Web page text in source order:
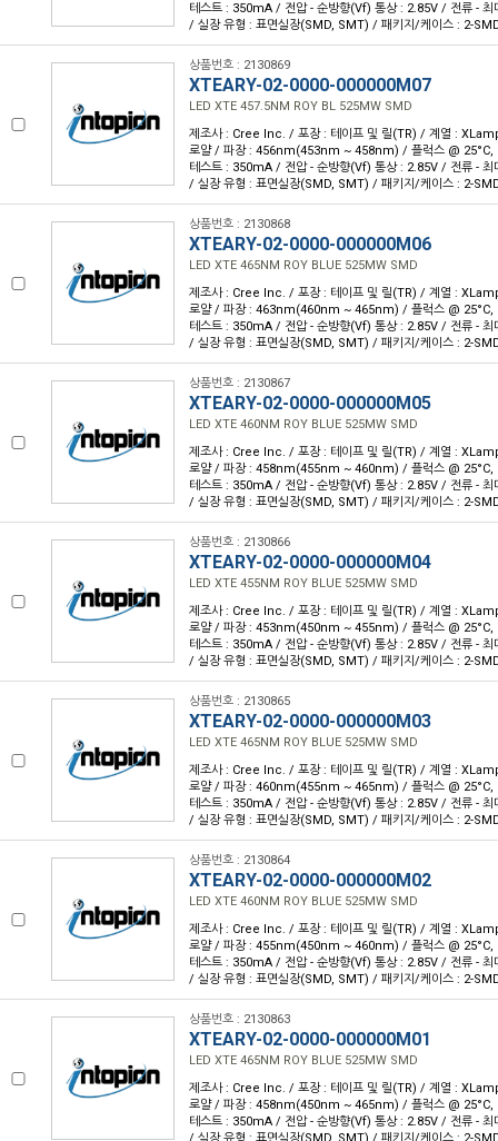
테스트 : 350mA / 전압 - 순방향(Vf) 통상 : 2.85V / 전류 -
/ 실장 유형 : 표면실장(SMD, SMT) / 패키지/케이스 : 2-
상품번호 : 2130869
XTEARY-02-0000-000000M07
LED XTE 457.5NM ROY BL 525MW SMD
제조사 : Cree Inc. / 포장 : 테이프 및 릴(TR) / 계열 :
로얄 / 파장 : 456nm(453nm ~ 458nm) / 플럭스 @ 25°C,
테스트 : 350mA / 전압 - 순방향(Vf) 통상 : 2.85V / 전류 -
/ 실장 유형 : 표면실장(SMD, SMT) / 패키지/케이스 : 2-
상품번호 : 2130868
XTEARY-02-0000-000000M06
LED XTE 465NM ROY BLUE 525MW SMD
제조사 : Cree Inc. / 포장 : 테이프 및 릴(TR) / 계열 :
로얄 / 파장 : 463nm(460nm ~ 465nm) / 플럭스 @ 25°C,
테스트 : 350mA / 전압 - 순방향(Vf) 통상 : 2.85V / 전류 -
/ 실장 유형 : 표면실장(SMD, SMT) / 패키지/케이스 : 2-
상품번호 : 2130867
XTEARY-02-0000-000000M05
LED XTE 460NM ROY BLUE 525MW SMD
제조사 : Cree Inc. / 포장 : 테이프 및 릴(TR) / 계열 :
로얄 / 파장 : 458nm(455nm ~ 460nm) / 플럭스 @ 25°C,
테스트 : 350mA / 전압 - 순방향(Vf) 통상 : 2.85V / 전류 -
/ 실장 유형 : 표면실장(SMD, SMT) / 패키지/케이스 : 2-
상품번호 : 2130866
XTEARY-02-0000-000000M04
LED XTE 455NM ROY BLUE 525MW SMD
제조사 : Cree Inc. / 포장 : 테이프 및 릴(TR) / 계열 :
로얄 / 파장 : 453nm(450nm ~ 455nm) / 플럭스 @ 25°C,
테스트 : 350mA / 전압 - 순방향(Vf) 통상 : 2.85V / 전류 -
/ 실장 유형 : 표면실장(SMD, SMT) / 패키지/케이스 : 2-
상품번호 : 2130865
XTEARY-02-0000-000000M03
LED XTE 465NM ROY BLUE 525MW SMD
제조사 : Cree Inc. / 포장 : 테이프 및 릴(TR) / 계열 :
로얄 / 파장 : 460nm(455nm ~ 465nm) / 플럭스 @ 25°C,
테스트 : 350mA / 전압 - 순방향(Vf) 통상 : 2.85V / 전류 -
/ 실장 유형 : 표면실장(SMD, SMT) / 패키지/케이스 : 2-
상품번호 : 2130864
XTEARY-02-0000-000000M02
LED XTE 460NM ROY BLUE 525MW SMD
제조사 : Cree Inc. / 포장 : 테이프 및 릴(TR) / 계열 :
로얄 / 파장 : 455nm(450nm ~ 460nm) / 플럭스 @ 25°C,
테스트 : 350mA / 전압 - 순방향(Vf) 통상 : 2.85V / 전류 -
/ 실장 유형 : 표면실장(SMD, SMT) / 패키지/케이스 : 2-
상품번호 : 2130863
XTEARY-02-0000-000000M01
LED XTE 465NM ROY BLUE 525MW SMD
제조사 : Cree Inc. / 포장 : 테이프 및 릴(TR) / 계열 :
로얄 / 파장 : 458nm(450nm ~ 465nm) / 플럭스 @ 25°C,
테스트 : 350mA / 전압 - 순방향(Vf) 통상 : 2.85V / 전류 -